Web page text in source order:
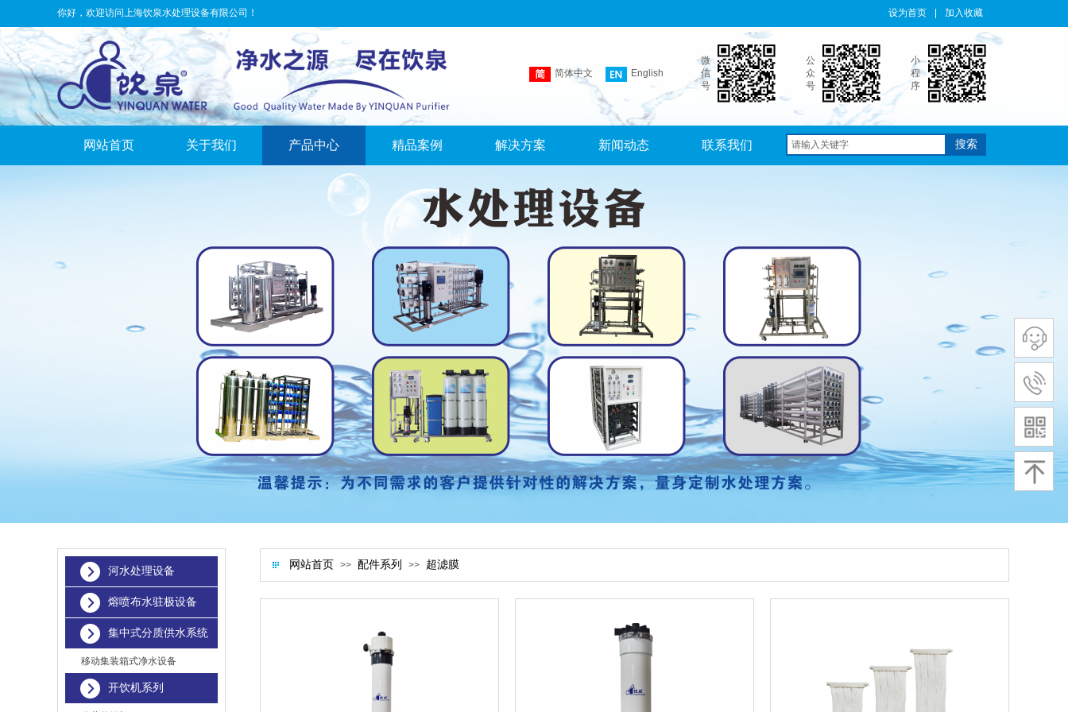
你好，欢迎访问上海饮泉水处理设备有限公司！ 设为首页 加入收藏
简体中文 English
微
信
号
小
程
序
公
众
号
网站首页 关于我们 产品中心 精品案例 解决方案 新闻动态 联系我们 搜索
河水处理设备
熔喷布水驻极设备
集中式分质供水系统
移动集装箱式净水设备
开饮机系列
网站首页 >> 配件系列 >> 超滤膜